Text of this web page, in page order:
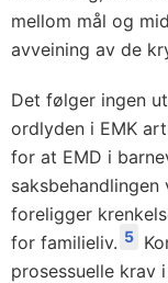
mellom mål og
avveining av de
Det følger ingen
ordlyden i EMK
for at EMD i
foreligger
for familieliv. 5
prosessuelle krav